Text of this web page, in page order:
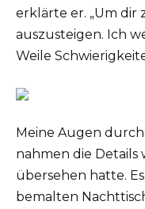
erklärte er. „Um dir
auszusteigen. Ich
Weile
Meine Augen
nahmen die Details
übersehen hatte.
bemalten